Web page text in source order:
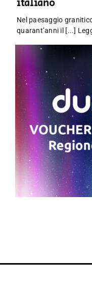
italiano
Nel paesaggio
quarant’anni il [...]